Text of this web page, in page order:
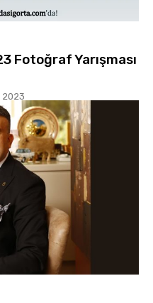
Fotoğraf Yarışması
2023